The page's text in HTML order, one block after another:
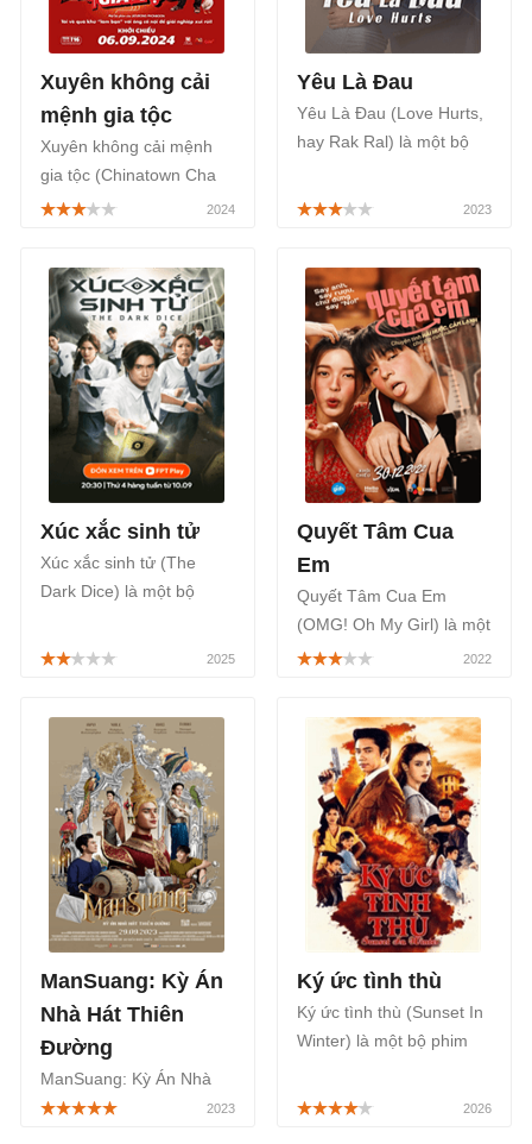
09/06/2023.
Xuyên không cải
mệnh gia tộc
Xuyên không cải mệnh
gia tộc (Chinatown Cha
Cha) là một phim điện
về một cô gái trẻ quay
ngược về quá khứ để lựa
chọn xem có muốn thay
đổi vận mệnh gia đình
mình hay không.
Yêu Là Đau
Yêu Là Đau (Love Hurts,
hay Rak Ral) là một bộ
loại tâm lý tình cảm, được
trên ứng dụng VieOn bắt
đầu từ ngày 20/03/2023.
Xúc xắc sinh tử
Xúc xắc sinh tử (The
Dark Dice) là một bộ
loại học đường, kinh dị,
cạnh tranh và phản bội
lẫn nhau để sinh tồn,
được phát sóng chính
thức trên FPT Play, bắt
đầu từ ngày 10/09/2025.
Quyết Tâm Cua
Em
Quyết Tâm Cua Em
(OMG! Oh My Girl) là một
bộ phim chiếu rạp Thái
Thitipong Kerdtongtawee,
được phát sóng trên hệ
thống xem phim trực
tuyến Netflix.
ManSuang: Kỳ Án
Nhà Hát Thiên
Đường
ManSuang: Kỳ Án Nhà
Hát Thiên Đường
Ký ức tình thù
Ký ức tình thù (Sunset In
Winter) là một bộ phim
tâm lý tình cảm, gia đình,